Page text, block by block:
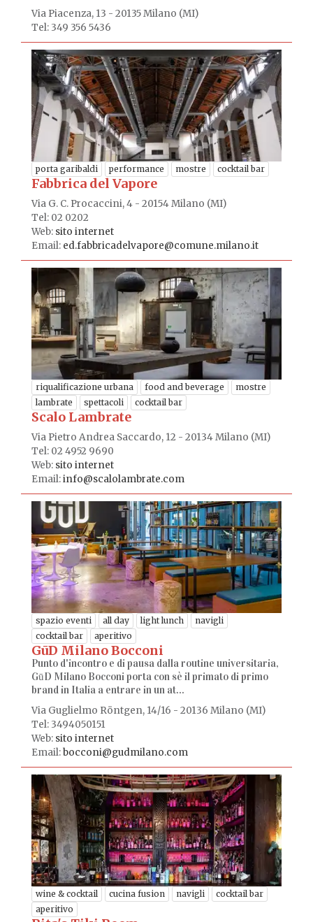
Via Piacenza, 13 - 20135 Milano (MI)
Tel: 349 356 5436
porta garibaldi performance mostre cocktail bar
Fabbrica del Vapore
Via G. C. Procaccini, 4 - 20154 Milano (MI)
Tel: 02 0202
Web: sito internet
Email: ed.fabbricadelvapore@comune.milano.it
riqualificazione urbana food and beverage
mostre
lambrate
spettacoli cocktail bar
Scalo Lambrate
Via Pietro Andrea Saccardo, 12 - 20134 Milano (MI)
Tel: 02 4952 9690
Web: sito internet
Email:info@scalolambrate.com
spazio eventi all day light lunch
navigli
cocktail bar
aperitivo
GūD Milano Bocconi
Punto d'incontro e di pausa dalla routine universitaria,
GūD Milano Bocconi porta con sè il primato di primo
brand in Italia a entrare in un at...
Via Guglielmo Röntgen, 14/16 - 20136 Milano (MI)
Tel: 3494050151
Web: sito internet
Email:bocconi@gudmilano.com
wine & cocktail cucina fusion navigli
cocktail bar
aperitivo